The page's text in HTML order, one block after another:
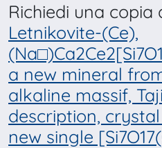
Richiedi una copia
Letnikovite-(Ce),
a new mineral
alkaline massif,
description,
new single